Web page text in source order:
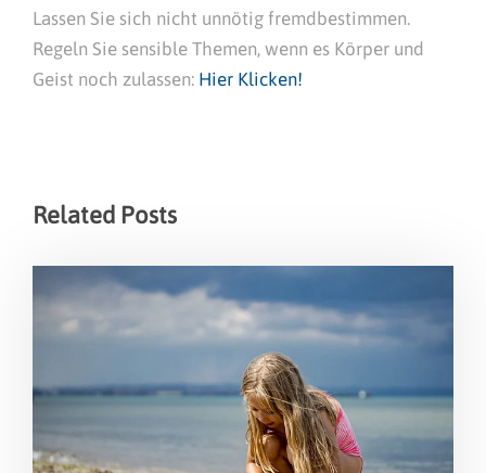
Lassen Sie sich nicht unnötig fremdbestimmen.
Regeln Sie sensible Themen, wenn es Körper und
Geist noch zulassen: Hier Klicken!
Related Posts